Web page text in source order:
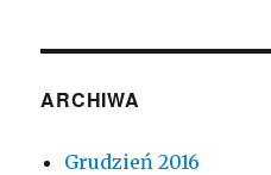
ARCHIWA
Grudzień 2016